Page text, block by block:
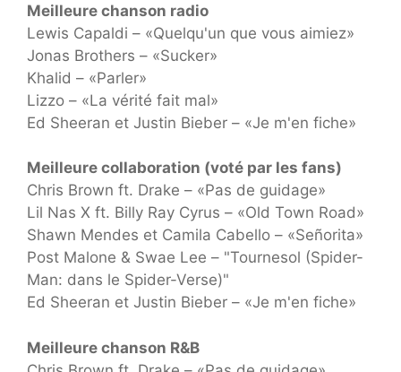
Meilleure chanson radio
Lewis Capaldi – «Quelqu'un que vous aimiez»
Jonas Brothers – «Sucker»
Khalid – «Parler»
Lizzo – «La vérité fait mal»
Ed Sheeran et Justin Bieber – «Je m'en fiche»
Meilleure collaboration (voté par les fans)
Chris Brown ft. Drake – «Pas de guidage»
Lil Nas X ft. Billy Ray Cyrus – «Old Town Road»
Shawn Mendes et Camila Cabello – «Señorita»
Post Malone & Swae Lee – "Tournesol (Spider-
Man: dans le Spider-Verse)"
Ed Sheeran et Justin Bieber – «Je m'en fiche»
Meilleure chanson R&B